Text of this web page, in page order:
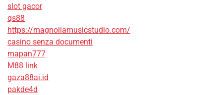
slot gacor
qs88
https://magnoliamusicstudio.com/
casino senza documenti
mapan777
M88 link
gaza88ai.id
pakde4d